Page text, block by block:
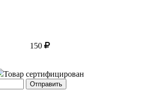
150
Товар сертифицирован